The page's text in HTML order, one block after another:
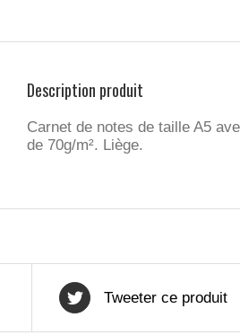
Description produit
Carnet de notes de taille A5
de 70g/m². Liège.
Tweeter ce produit